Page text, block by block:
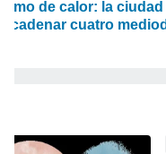
Domo de calor: la
encadenar cuatro